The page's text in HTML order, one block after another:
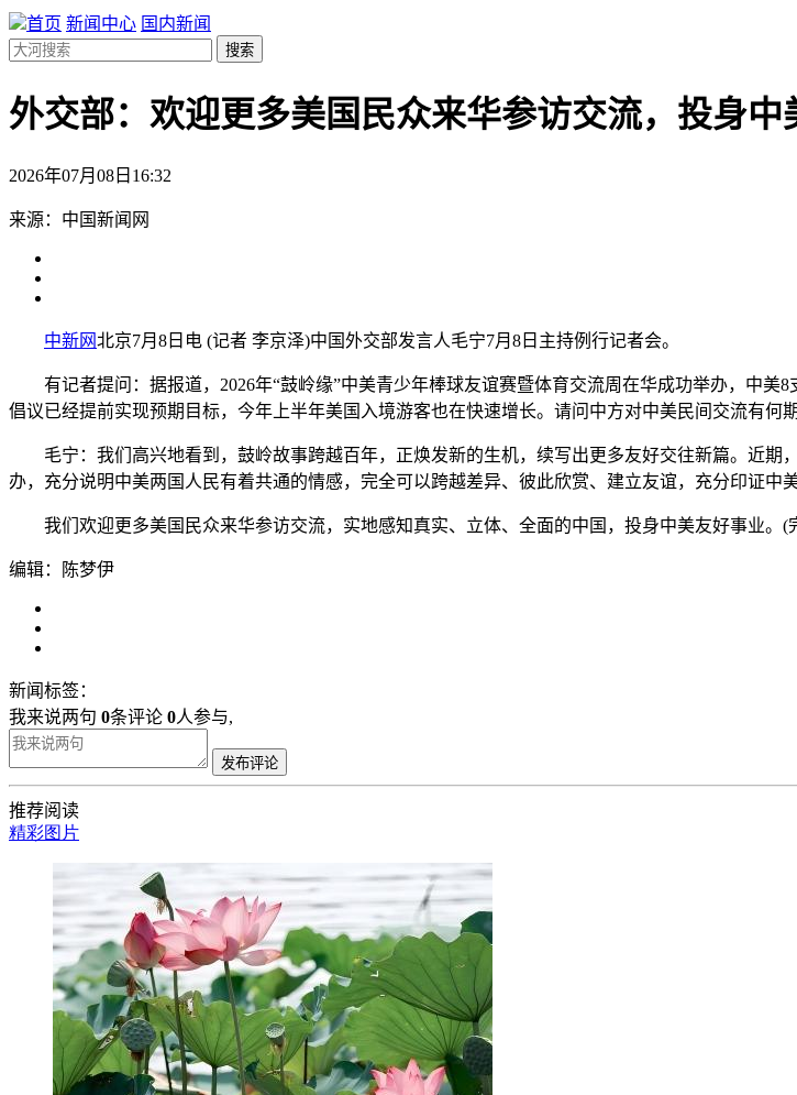
首页 新闻中心 国内新闻
搜索
外交部：欢迎更多美国民众来华参访交流，投身中
2026年07月08日16:32
来源：中国新闻网
中新网北京7月8日电 (记者 李京泽)中国外交部发言人毛宁7月8日主持例行记者会。
有记者提问：据报道，2026年“鼓岭缘”中美青少年棒球友谊赛暨体育交流周在华成功举办，中美8
倡议已经提前实现预期目标，今年上半年美国入境游客也在快速增长。请问中方对中美民间交流有何期
毛宁：我们高兴地看到，鼓岭故事跨越百年，正焕发新的生机，续写出更多友好交往新篇。近期
办，充分说明中美两国人民有着共通的情感，完全可以跨越差异、彼此欣赏、建立友谊，充分印证中
我们欢迎更多美国民众来华参访交流，实地感知真实、立体、全面的中国，投身中美友好事业。(
编辑：陈梦伊
新闻标签：
我来说两句 0条评论 0人参与,
发布评论
推荐阅读